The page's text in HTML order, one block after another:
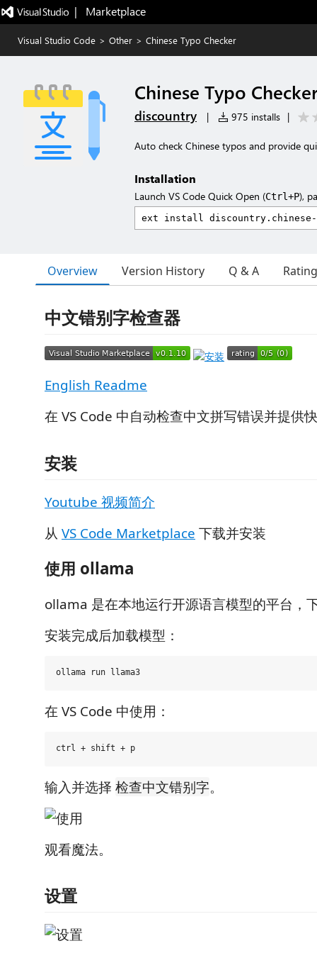
|   Marketplace
Visual Studio Code > Other > Chinese Typo Checker
Chinese Typo
discountry | 975 installs |
Auto check Chinese typos and provide
Installation
Launch VS Code Quick Open (Ctrl+P),
Overview Version History Q & A
中文错别字检查器
English Readme
在 VS Code 中自动检查中文拼写错误并提供
安装
Youtube 视频简介
从 VS Code Marketplace 下载并安装
使用 ollama
ollama 是在本地运行开源语言模型的平台，
安装完成后加载模型：
在 VS Code 中使用：
输入并选择 检查中文错别字。
观看魔法。
设置